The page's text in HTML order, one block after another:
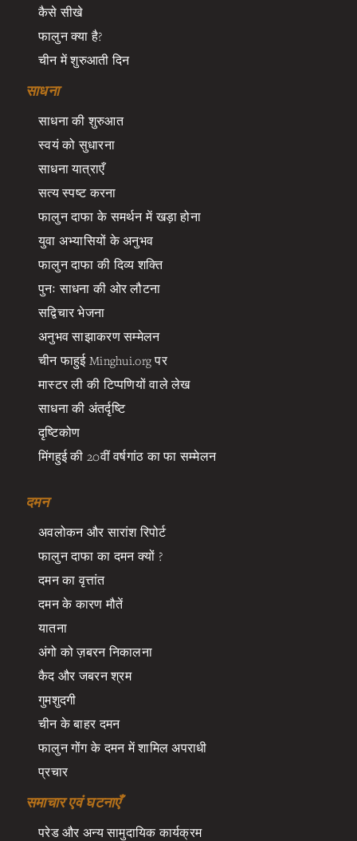
कैसे सीखे
फालुन क्या है?
चीन में शुरुआती दिन
साधना
साधना की शुरुआत
स्वयं को सुधारना
साधना यात्राएँ
सत्य स्पष्ट करना
फालुन दाफा के समर्थन में खड़ा होना
युवा अभ्यासियों के अनुभव
फालुन दाफा की दिव्य शक्ति
पुनः साधना की ओर लौटना
सद्विचार भेजना
अनुभव साझाकरण सम्मेलन
चीन फाहुई Minghui.org पर
मास्टर ली की टिप्पणियों वाले लेख
साधना की अंतर्दृष्टि
दृष्टिकोण
मिंगहुई की 20वीं वर्षगांठ का फा सम्मेलन
दमन
अवलोकन और सारांश रिपोर्ट
फालुन दाफा का दमन क्यों ?
दमन का वृत्तांत
दमन के कारण मौतें
यातना
अंगो को ज़बरन निकालना
कैद और जबरन श्रम
गुमशुदगी
चीन के बाहर दमन
फालुन गोंग के दमन में शामिल अपराधी
प्रचार
समाचार एवं घटनाएँ
परेड और अन्य सामुदायिक कार्यक्रम